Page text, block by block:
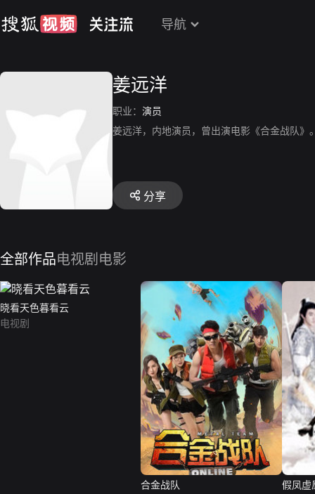
导航
姜远洋
职业： 演员
姜远洋，内地演员，曾出演电影《合金战队》
分享
全部作品电视剧 电影
晓看天色暮看云
电视剧
合金战队
假凤虚